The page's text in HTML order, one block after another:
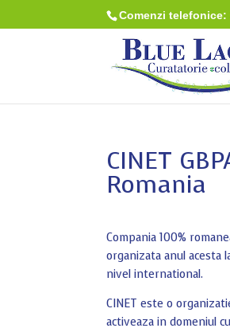
Comenzi telefonice:
CINET
Romania
Compania 100%
organizata anul acesta
nivel international.
CINET este o
activeaza in domeniul